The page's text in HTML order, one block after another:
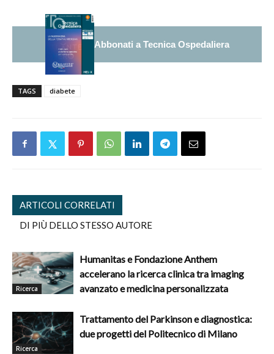
Abbonati a Tecnica Ospedaliera
TAGS diabete
ARTICOLI CORRELATI
DI PIÙ DELLO STESSO AUTORE
Ricerca
Humanitas e Fondazione Anthem
accelerano la ricerca clinica tra imaging
avanzato e medicina personalizzata
Ricerca
Trattamento del Parkinson e diagnostica:
due progetti del Politecnico di Milano